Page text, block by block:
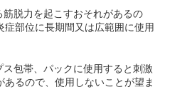
脱力を起こすおそれがあるの
症部位に長期間又は広範囲に使用
包帯、パックに使用すると刺激
るので、使用しないことが望ま